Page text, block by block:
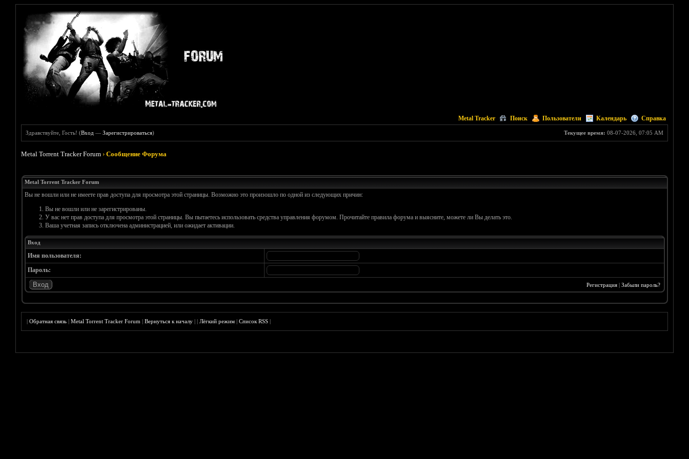
Metal Tracker Поиск Пользователи Календарь Справка
Текущее время: 08-07-2026, 07:05 AM
Здравствуйте, Гость! (Вход —Зарегистрироваться)
Metal Torrent Tracker Forum ›Сообщение Форума
Metal Torrent Tracker Forum
Вы не вошли или не имеете прав доступа для просмотра этой страницы. Возможно это произошло по одной из следующих причин:
Вы не вошли или не зарегистрированы.
У вас нет прав доступа для просмотра этой страницы. Вы пытаетесь использовать средства управления форумом. Прочитайте правила форума и выясните, можете ли Вы делать это.
Ваша учетная запись отключена администрацией, или ожидает активации.
Вход
Имя пользователя:
Пароль:
Регистрация| Забыли пароль?
|Обратная связь |Metal Torrent Tracker Forum |Вернуться к началу ||Лёгкий режим |Список RSS |